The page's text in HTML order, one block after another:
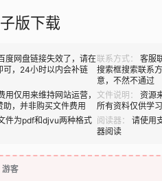
版下载
度网盘链接失效了，请在
可，24小时以内会补链
联系方式：
客服
搜索框搜索联系
意，不然不通过
用仅用来维持网站运营，
，并非购买文件费用
文件说明：
资源
所有资料仅供学
件为pdf和djvu两种格式 阅读器：
请使用
器阅读
游客